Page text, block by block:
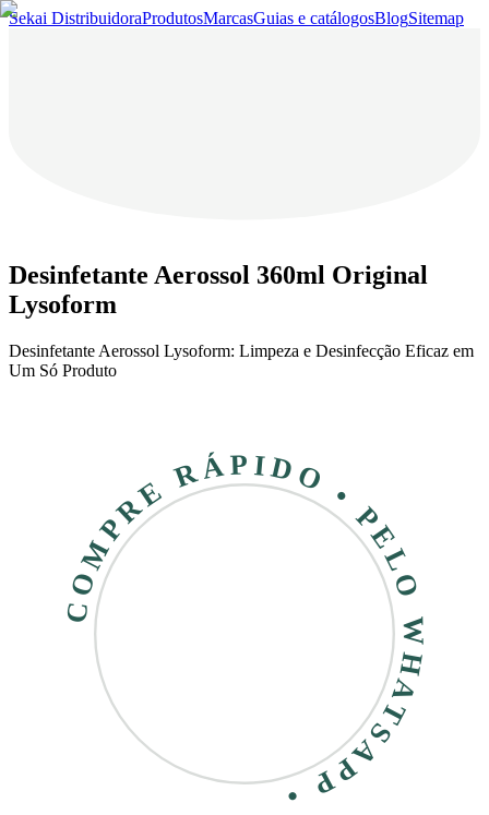
Sekai DistribuidoraProdutosMarcasGuias e catálogosBlogSitemap
Desinfetante Aerossol 360ml Original
Lysoform
Desinfetante Aerossol Lysoform: Limpeza e Desinfecção Eficaz em
Um Só Produto
COMPRE RÁPIDO • PELO WHATSAPP •